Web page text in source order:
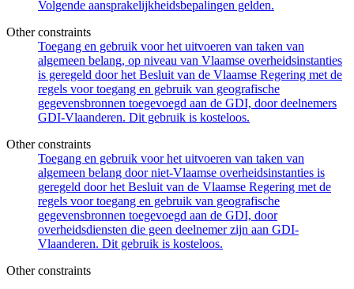
Volgende aansprakelijkheidsbepalingen gelden.
Other constraints
Toegang en gebruik voor het uitvoeren van taken van
algemeen belang, op niveau van Vlaamse overheidsinstanties
is geregeld door het Besluit van de Vlaamse Regering met de
regels voor toegang en gebruik van geografische
gegevensbronnen toegevoegd aan de GDI, door deelnemers
GDI-Vlaanderen. Dit gebruik is kosteloos.
Other constraints
Toegang en gebruik voor het uitvoeren van taken van
algemeen belang door niet-Vlaamse overheidsinstanties is
geregeld door het Besluit van de Vlaamse Regering met de
regels voor toegang en gebruik van geografische
gegevensbronnen toegevoegd aan de GDI, door
overheidsdiensten die geen deelnemer zijn aan GDI-
Vlaanderen. Dit gebruik is kosteloos.
Other constraints